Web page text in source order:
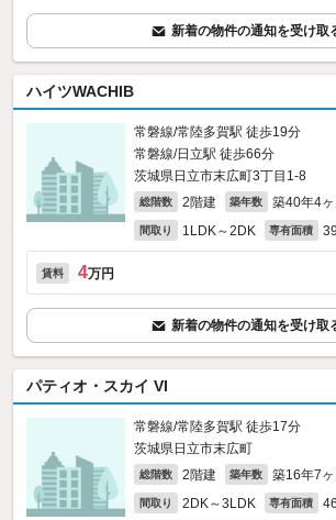
新着の物件の通知を受け取
ハイツWACHIB
常磐線/常陸多賀駅 徒歩19分
常磐線/日立駅 徒歩66分
茨城県日立市末広町3丁目1-8
総階数 2階建 築年数 築40年4ヶ
間取り 1LDK～2DK 専有面積
賃料 4万円
新着の物件の通知を受け取
パティオ・スカイ VI
常磐線/常陸多賀駅 徒歩17分
茨城県日立市末広町
総階数 2階建 築年数 築16年7ヶ
間取り 2DK～3LDK 専有面積